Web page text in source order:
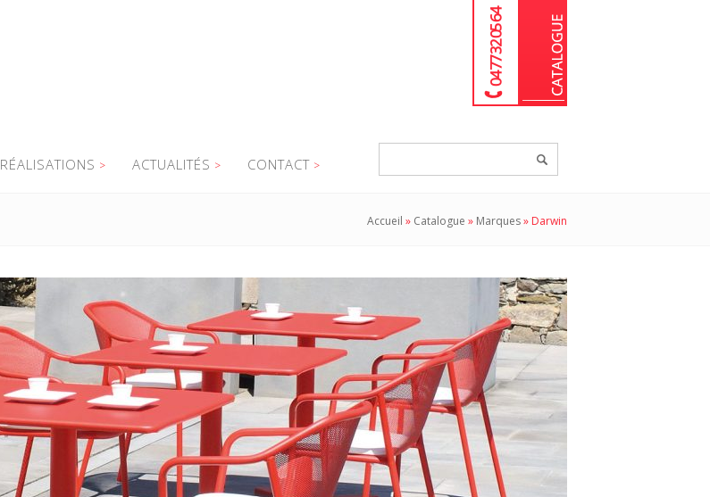
04 77 32 05 64
RÉALISATIONS ACTUALITÉS CONTACT
Accueil » Catalogue » Marques» Darwin